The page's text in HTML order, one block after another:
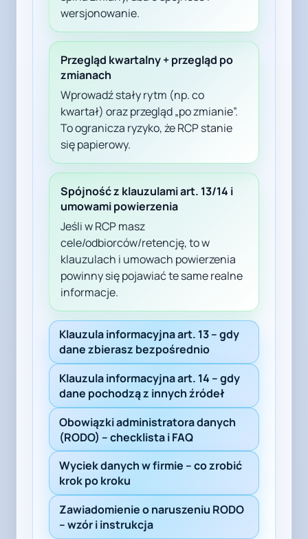
wersjonowanie.
Przegląd kwartalny + przegląd po
zmianach
Wprowadź stały rytm (np. co
kwartał) oraz przegląd „po zmianie”.
To ogranicza ryzyko, że RCP stanie
się papierowy.
Spójność z klauzulami art. 13/14 i
umowami powierzenia
Jeśli w RCP masz
cele/odbiorców/retencję, to w
klauzulach i umowach powierzenia
powinny się pojawiać te same realne
informacje.
Klauzula informacyjna art. 13 – gdy
dane zbierasz bezpośrednio
Klauzula informacyjna art. 14 – gdy
dane pochodzą z innych źródeł
Obowiązki administratora danych
(RODO) – checklista i FAQ
Wyciek danych w firmie – co zrobić
krok po kroku
Zawiadomienie o naruszeniu RODO
– wzór i instrukcja